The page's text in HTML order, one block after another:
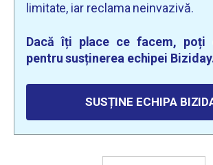
limitate, iar reclama neinvazivă.
Dacă îți place ce facem, poți
pentru susținerea echipei
SUSȚINE ECHIPA